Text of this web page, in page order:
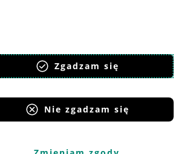
Zgadzam się
Nie zgadzam się